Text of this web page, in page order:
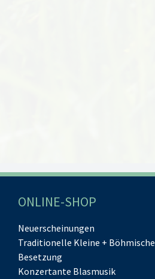
ONLINE-SHOP
Neuerscheinungen
Traditionelle Kleine + Böhmische
Besetzung
Konzertante Blasmusik